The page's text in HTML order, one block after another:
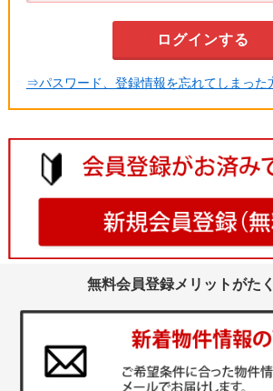
⇒パスワード、登録情報を忘れてしまった
無料会員登録メリットがた